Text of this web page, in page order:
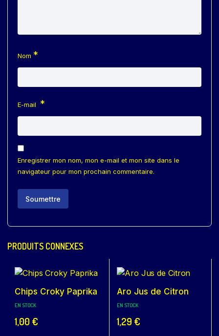
Nom *
E-mail *
Enregistrer mon nom, mon e-mail et mon site dans le
navigateur pour mon prochain commentaire.
PRODUITS CONNEXES
Chips Croky Paprika
EN STOCK
1,00 €
Aro Jus de Citron
EN STOCK
1,29 €